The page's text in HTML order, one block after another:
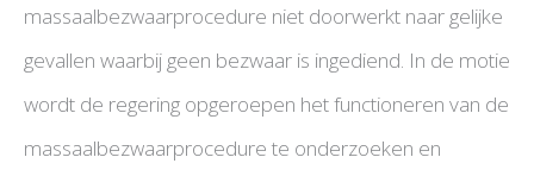
massaalbezwaarprocedure niet doorwerkt naar gelijke
gevallen waarbij geen bezwaar is ingediend. In de motie
wordt de regering opgeroepen het functioneren van de
massaalbezwaarprocedure te onderzoeken en